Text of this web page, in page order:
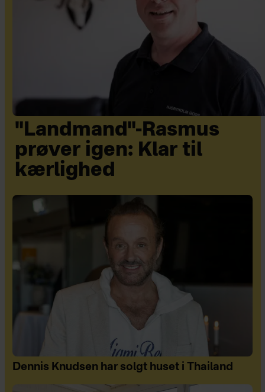
"Landmand"-Rasmus
prøver igen: Klar til
kærlighed
Dennis Knudsen har solgt huset i Thailand